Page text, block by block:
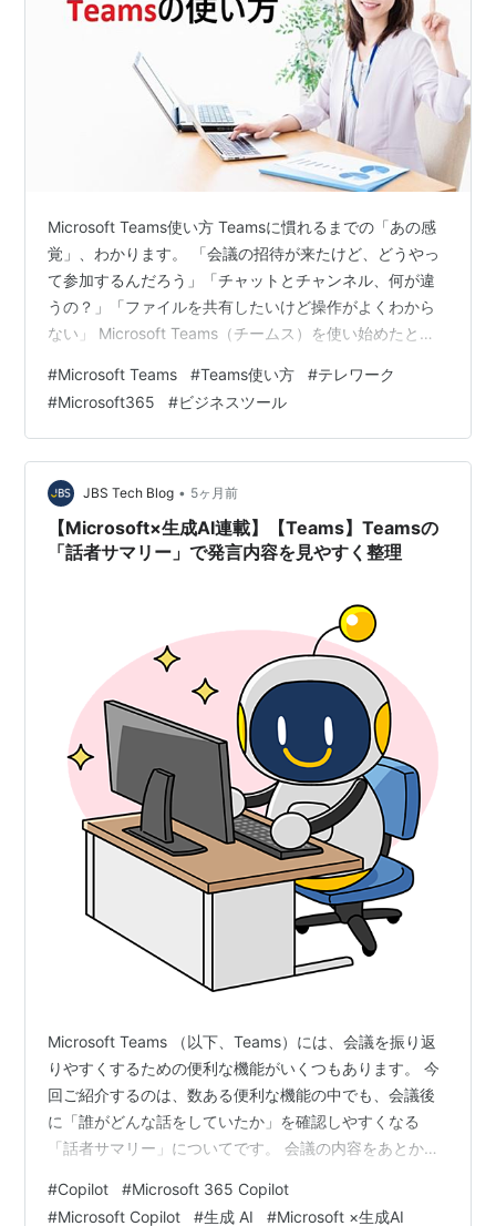
Microsoft Teams使い方 Teamsに慣れるまでの「あの感
覚」、わかります。 「会議の招待が来たけど、どうやっ
て参加するんだろう」「チャットとチャンネル、何が違
うの？」「ファイルを共有したいけど操作がよくわから
ない」 Microsoft Teams（チームス）を使い始めたと
実際、Microsoft Teamsはチャット・ビデオ会議・ファイ
ル共有・タスク管理など、ビジネスに必要な機能が一つ
のアプリにまとまった非常に多機能なツールです。だか
らこそ「どこから手をつければいいのか」と迷ってしま
うのは当然のことです。 この記事では、Micr…
#Microsoft Teams #Teams使い方 #テレワーク
#Microsoft365 #ビジネスツール
JBS Tech Blog • 5ヶ月前
【Microsoft×生成AI連載】【Teams】Teamsの
「話者サマリー」で発言内容を見やすく整理
Microsoft Teams （以下、Teams）には、会議を振り返
りやすくするための便利な機能がいくつもあります。 今
回ご紹介するのは、数ある便利な機能の中でも、会議後
に「誰がどんな話をしていたか」を確認しやすくなる
「話者サマリー」についてです。 会議の内容をあとから
読むのは意外と面倒だと思います。そんなときにぜひ使
#Copilot #Microsoft 365 Copilot
#Microsoft Copilot #生成 AI #Microsoft ×生成AI